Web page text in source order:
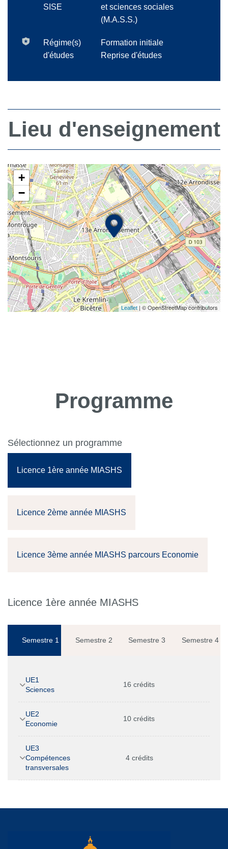
SISE
et sciences sociales
(M.A.S.S.)
Régime(s)
d'études
Formation initiale
Reprise d'études
Lieu d'enseignement
+
−
Leaflet | © OpenStreetMap contributors
Programme
Sélectionnez un programme
Licence 1ère année MIASHS
Licence 2ème année MIASHS
Licence 3ème année MIASHS parcours Economie
Licence 1ère année MIASHS
Semestre 1 Semestre 2 Semestre 3 Semestre 4
UE1
Sciences
16 crédits
UE2
Economie
10 crédits
UE3
Compétences
transversales
4 crédits